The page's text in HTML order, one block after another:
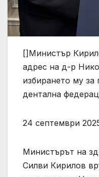
[]Министър
адрес на д-р
избирането му за
дентална
24 септември
Министърът на
Силви Кирилов